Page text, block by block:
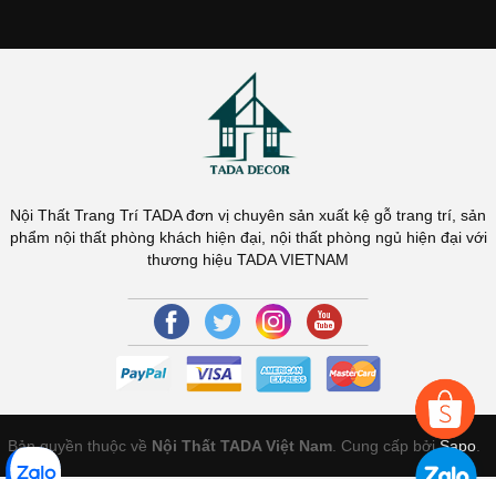
Nội Thất Trang Trí TADA đơn vị chuyên sản xuất kệ gỗ trang trí, sản
phẩm nội thất phòng khách hiện đại, nội thất phòng ngủ hiện đại với
thương hiệu TADA VIETNAM
Bản quyền thuộc về Nội Thất TADA Việt Nam . Cung cấp bởiSapo